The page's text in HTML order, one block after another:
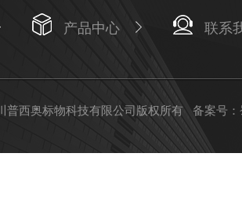
产品中心 联系
普西奥标物科技有限公司版权所有 备案号：